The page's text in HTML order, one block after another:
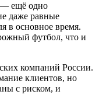
— ещё одно
даже равные
в основное время.
футбол, что и
компаний России.
клиентов, но
с риском, и